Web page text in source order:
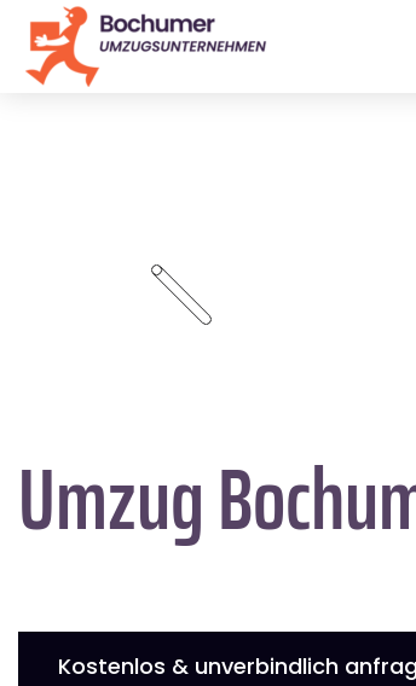
Umzug
Kostenlos & unverbindlich